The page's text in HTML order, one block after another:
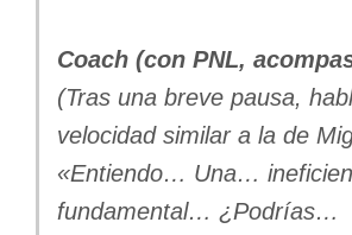
Coach (con PNL,
(Tras una breve pausa,
velocidad similar a la de
«Entiendo… Una…
fundamental… ¿Podrías…